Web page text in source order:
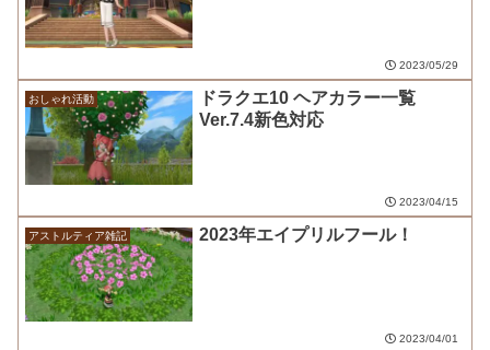
2023/05/29
おしゃれ活動
ドラクエ10 ヘアカラー一覧
Ver.7.4新色対応
2023/04/15
アストルティア雑記 2023年エイプリルフール！
2023/04/01